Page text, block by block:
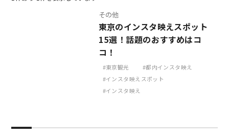
その他
東京のインスタ映えスポット
15選！話題のおすすめはコ
コ！
東京観光
都内インスタ映え
インスタ映えスポット
インスタ映え